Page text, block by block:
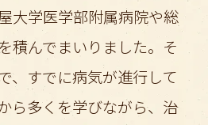
大学医学部附属病院や総
積んでまいりました。そ
、すでに病気が進行して
ら多くを学びながら、治